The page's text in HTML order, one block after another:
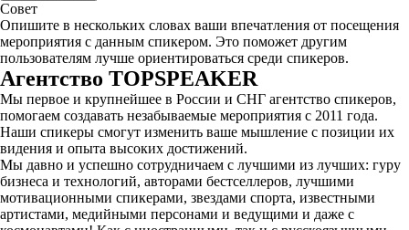
Совет
Опишите в нескольких словах ваши впечатления от посещения
мероприятия с данным спикером. Это поможет другим
пользователям лучше ориентироваться среди спикеров.
Агентство TOPSPEAKER
Мы первое и крупнейшее в России и СНГ агентство спикеров,
помогаем создавать незабываемые мероприятия с 2011 года.
Наши спикеры смогут изменить ваше мышление с позиции их
видения и опыта высоких достижений.
Мы давно и успешно сотрудничаем с лучшими из лучших: гуру
бизнеса и технологий, авторами бестселлеров, лучшими
мотивационными спикерами, звездами спорта, известными
артистами, медийными персонами и ведущими и даже с